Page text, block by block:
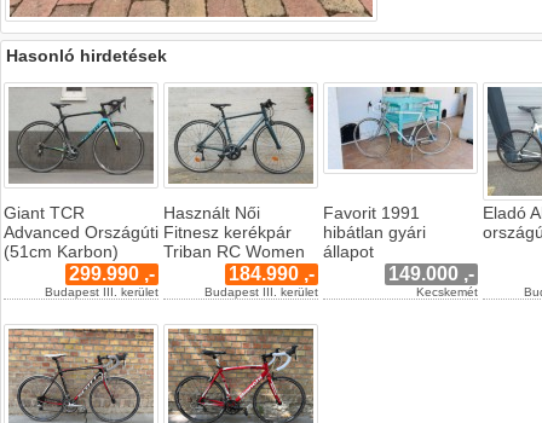
Hasonló hirdetések
Giant TCR
Advanced Országúti
(51cm Karbon)
299.990 ,-
Budapest III. kerület
Használt Női
Fitnesz kerékpár
Triban RC Women
184.990 ,-
Budapest III. kerület
Favorit 1991
hibátlan gyári
állapot
149.000 ,-
Kecskemét
Eladó